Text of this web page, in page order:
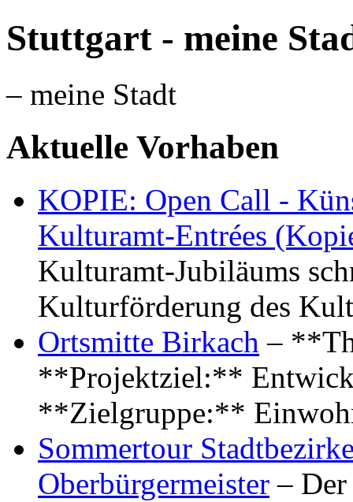
Stuttgart - meine
– meine Stadt
Aktuelle Vorhaben
KOPIE: Open Call -
Kulturamt-Entrées
Kulturamt-Jubiläums
Kulturförderung des
Ortsmitte Birkach –
**Projektziel:**
**Zielgruppe:**
Sommertour
Oberbürgermeister –